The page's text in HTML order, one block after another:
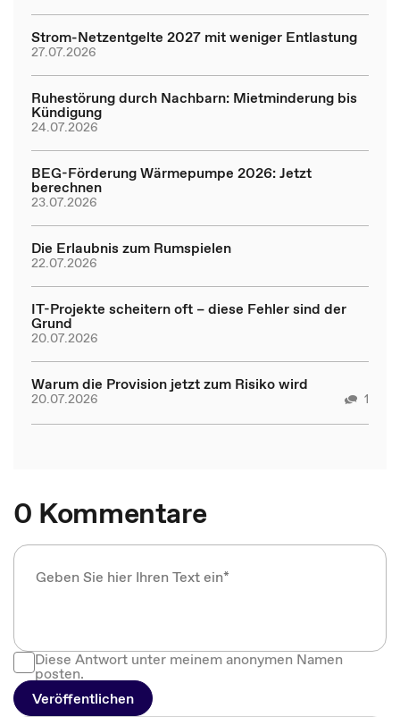
Strom-Netzentgelte 2027 mit weniger Entlastung
27.07.2026
Ruhestörung durch Nachbarn: Mietminderung bis
Kündigung
24.07.2026
BEG-Förderung Wärmepumpe 2026: Jetzt
berechnen
23.07.2026
Die Erlaubnis zum Rumspielen
22.07.2026
IT-Projekte scheitern oft – diese Fehler sind der
Grund
20.07.2026
Warum die Provision jetzt zum Risiko wird
20.07.2026 1
0 Kommentare
Diese Antwort unter meinem anonymen Namen
posten.
Veröffentlichen